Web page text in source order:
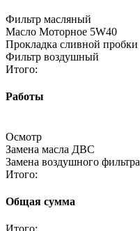
Фильтр масляный
Масло Моторное 5W40
Прокладка сливной пробки
Фильтр воздушный
Итого:
Работы
Осмотр
Замена масла ДВС
Замена воздушного фильтра
Итого:
Общая сумма